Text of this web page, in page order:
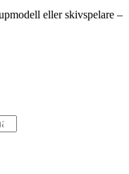
eller skivspelare –